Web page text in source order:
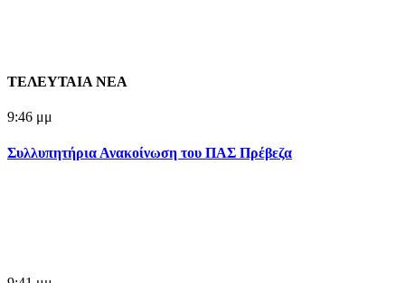
ΤΕΛΕΥΤΑΙΑ ΝΕΑ
9:46 μμ
Συλλυπητήρια Ανακοίνωση του ΠΑΣ Πρέβεζα